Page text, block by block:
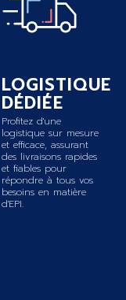
LOGISTIQUE
DÉDIÉE
Profitez d'une
logistique sur mesure
et efficace, assurant
des livraisons rapides
et fiables pour
répondre à tous vos
besoins en matière
d'EPI.